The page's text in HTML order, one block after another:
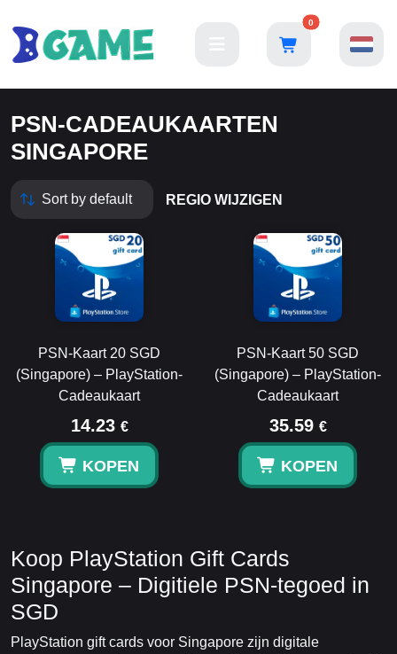
0
PSN-CADEAUKAARTEN
SINGAPORE
REGIO WIJZIGEN
PSN-Kaart 20 SGD
(Singapore) – PlayStation-
Cadeaukaart
14.23 €
KOPEN
PSN-Kaart 50 SGD
(Singapore) – PlayStation-
Cadeaukaart
35.59 €
KOPEN
Koop PlayStation Gift Cards
Singapore – Digitiele PSN-tegoed in
SGD
PlayStation gift cards voor Singapore zijn digitale